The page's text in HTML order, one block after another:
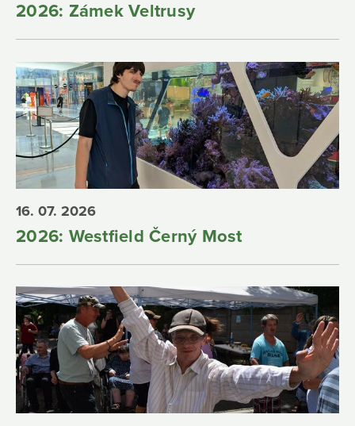
2026: Zámek Veltrusy
16. 07. 2026
2026: Westfield Černý Most